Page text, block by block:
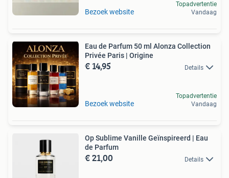
Bezoek website
Topadvertentie
Vandaag
Eau de Parfum 50 ml Alonza Collection
Privée Paris | Origine
€ 14,95 Details
Bezoek website
Topadvertentie
Vandaag
Op Sublime Vanille Geïnspireerd | Eau
de Parfum
€ 21,00 Details